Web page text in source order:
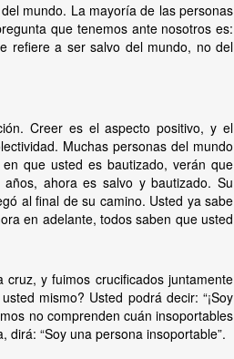
mundo. La mayoría de las personas
que tenemos ante nosotros es:
refiere a ser salvo del mundo, no del
Creer es el aspecto positivo, y el
Muchas personas del mundo
que usted es bautizado, verán que
ahora es salvo y bautizado. Su
al final de su camino. Usted ya sabe
en adelante, todos saben que usted
y fuimos crucificados juntamente
mismo? Usted podrá decir: “¡Soy
no comprenden cuán insoportables
“Soy una persona insoportable”.